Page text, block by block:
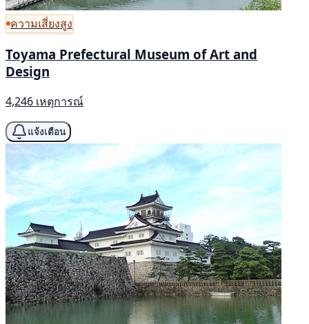
ความเสี่ยงสูง
Toyama Prefectural Museum of Art and
Design
4,246 เหตุการณ์
แจ้งเตือน